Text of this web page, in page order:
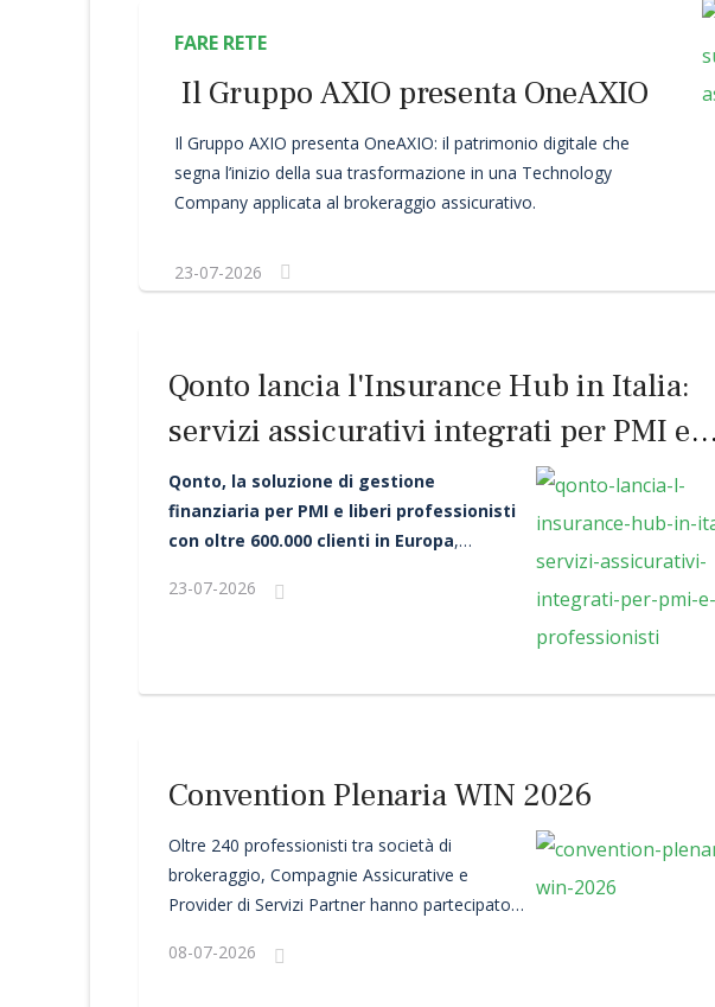
FARE RETE
Il Gruppo AXIO presenta OneAXIO
Il Gruppo AXIO presenta OneAXIO: il patrimonio digitale che
segna l’inizio della sua trasformazione in una Technology
Company applicata al brokeraggio assicurativo.
23-07-2026
Qonto lancia l'Insurance Hub in Italia:
servizi assicurativi integrati per PMI e
professionisti
Qonto, la soluzione di gestione
finanziaria per PMI e liberi professionisti
con oltre 600.000 clienti in Europa,
Italia: una nuova sezione integrata nella
assicurativi selezionati.
23-07-2026
Convention Plenaria WIN 2026
Oltre 240 professionisti tra società di
brokeraggio, Compagnie Assicurative e
Provider di Servizi Partner hanno partecipato
appuntamento tradizionalmente dedicato al
08-07-2026